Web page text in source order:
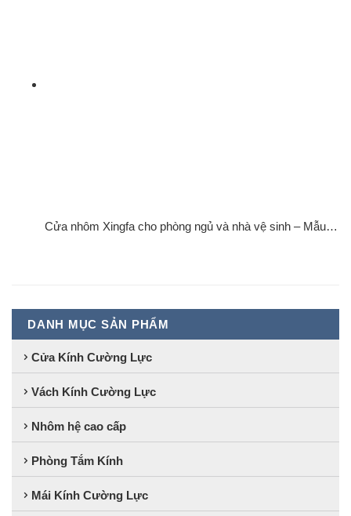
DANH MỤC SẢN PHẨM
Cửa Kính Cường Lực
Vách Kính Cường Lực
Nhôm hệ cao cấp
Phòng Tắm Kính
Mái Kính Cường Lực
Cửa nhôm Xingfa cho phòng ngủ và nhà vệ sinh – Mẫu…